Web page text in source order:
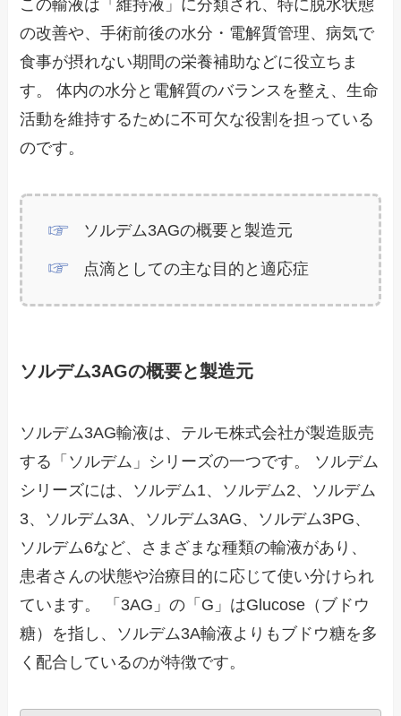
この輸液は「維持液」に分類され、特に脱水状態
の改善や、手術前後の水分・電解質管理、病気で
食事が摂れない期間の栄養補助などに役立ちま
す。 体内の水分と電解質のバランスを整え、生命
活動を維持するために不可欠な役割を担っている
のです。
ソルデム3AGの概要と製造元
点滴としての主な目的と適応症
ソルデム3AGの概要と製造元
ソルデム3AG輸液は、テルモ株式会社が製造販売
する「ソルデム」シリーズの一つです。 ソルデム
シリーズには、ソルデム1、ソルデム2、ソルデム
3、ソルデム3A、ソルデム3AG、ソルデム3PG、
ソルデム6など、さまざまな種類の輸液があり、
患者さんの状態や治療目的に応じて使い分けられ
ています。 「3AG」の「G」はGlucose（ブドウ
糖）を指し、ソルデム3A輸液よりもブドウ糖を多
く配合しているのが特徴です。